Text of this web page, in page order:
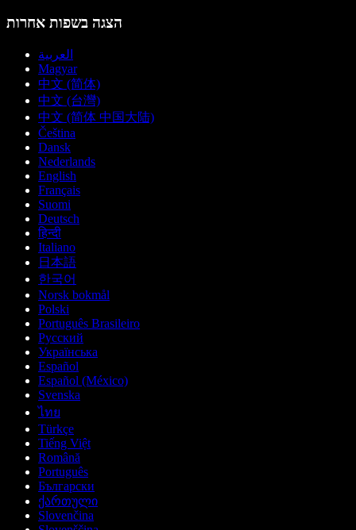
הצגה בשפות אחרות
العربية
Magyar
中文 (简体)
中文 (台灣)
中文 (简体 中国大陆)
Čeština
Dansk
Nederlands
English
Français
Suomi
Deutsch
हिन्दी
Italiano
日本語
한국어
Norsk bokmål
Polski
Português Brasileiro
Русский
Українська
Español
Español (México)
Svenska
ไทย
Türkçe
Tiếng Việt
Română
Português
Български
ქართული
Slovenčina